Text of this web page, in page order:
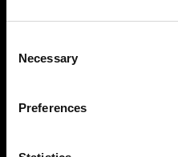
Selection
Necessary
Preferences
configurar la luz que
2400 Ws y controlar
fotografiar con